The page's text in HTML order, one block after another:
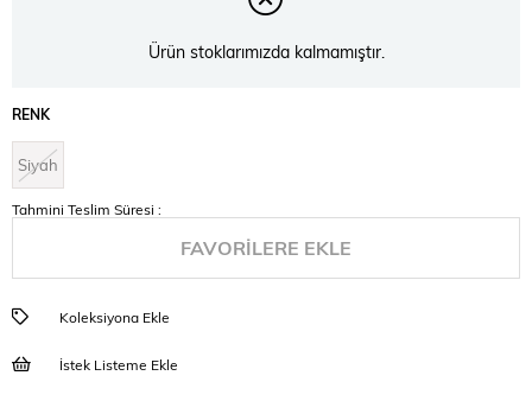
Ürün stoklarımızda kalmamıştır.
RENK
Siyah
Tahmini Teslim Süresi :
FAVORILERE EKLE
Koleksiyona Ekle
İstek Listeme Ekle